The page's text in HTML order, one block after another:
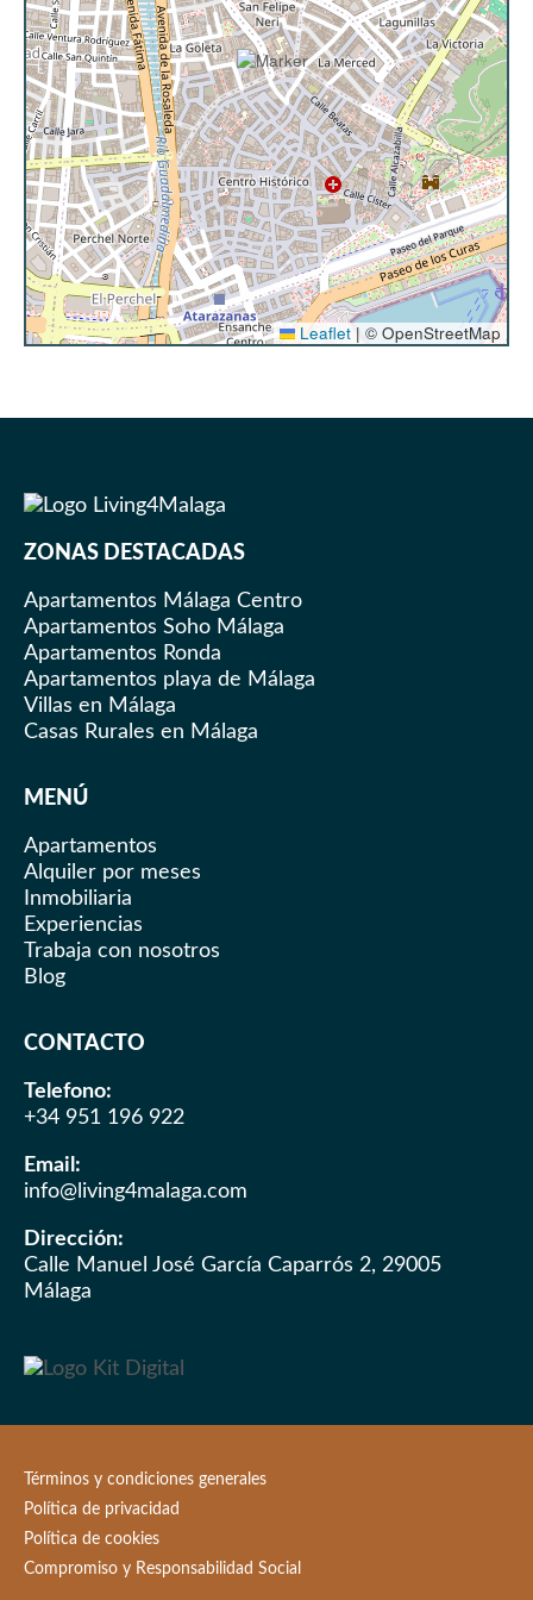
largas, ofrecemos el siguiente servicio:
Estancias de 8 a 12 noches: Encontrarán
ropa de cama y toallas adicionales en su
alojamiento, para que puedan cambiarlas
según sus necesidades.
Estancias de más de 13 noches: Un
miembro del equipo de limpieza pasará por
su alojamiento una vez a la semana para
efectuar cambio de toallas y sábanas y así
mantener su alojamiento fresco y cómodo.
Leaflet | © OpenStreetMap
ZONAS DESTACADAS
Apartamentos Málaga Centro
Apartamentos Soho Málaga
Apartamentos Ronda
Apartamentos playa de Málaga
Villas en Málaga
Casas Rurales en Málaga
MENÚ
Apartamentos
Alquiler por meses
Inmobiliaria
Experiencias
Trabaja con nosotros
Blog
CONTACTO
Telefono:
+34 951 196 922
Email:
info@living4malaga.com
Dirección:
Calle Manuel José García Caparrós 2, 29005
Málaga
Términos y condiciones generales
Política de privacidad
Política de cookies
Compromiso y Responsabilidad Social